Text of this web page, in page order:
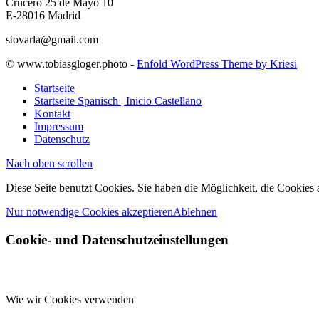
Crucero 25 de Mayo 10
E-28016 Madrid
stovarla@gmail.com
© www.tobiasgloger.photo - Enfold WordPress Theme by Kriesi
Startseite
Startseite Spanisch | Inicio Castellano
Kontakt
Impressum
Datenschutz
Nach oben scrollen
Diese Seite benutzt Cookies. Sie haben die Möglichkeit, die Cookies
Nur notwendige Cookies akzeptierenAblehnen
Cookie- und Datenschutzeinstellungen
Wie wir Cookies verwenden